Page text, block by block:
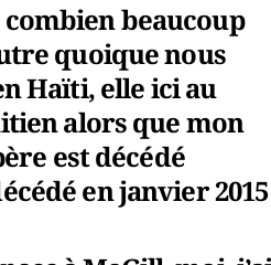
beaucoup
quoique nous
Haïti, elle ici au
alors que mon
est décédé
en janvier